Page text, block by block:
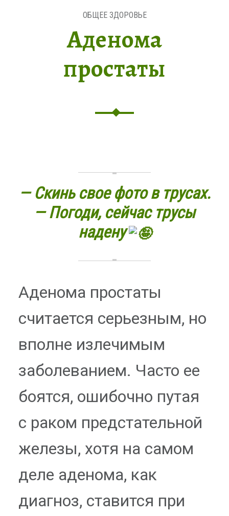
Аденома
простаты
ОБЩЕЕ ЗДОРОВЬЕ
— Скинь свое фото в трусах.
— Погоди, сейчас трусы
надену
Аденома простаты
считается серьезным, но
вполне излечимым
заболеванием. Часто ее
боятся, ошибочно путая
с раком предстательной
железы, хотя на самом
деле аденома, как
диагноз, ставится при